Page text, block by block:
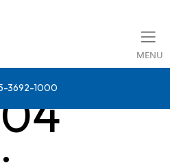
MENU
3692-1000